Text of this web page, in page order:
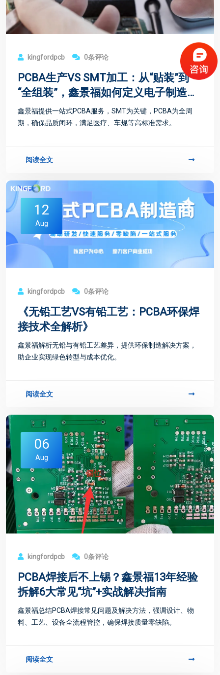
kingfordpcb 0条评论
PCBA生产VS SMT加工：从“贴装”到
“全组装”，鑫景福如何定义电子制造品
质？
鑫景福提供一站式PCBA服务，SMT为关键，PCBA为全周
期，确保品质闭环，满足医疗、车规等高标准需求。
阅读全文
12
Aug
kingfordpcb 0条评论
《无铅工艺VS有铅工艺：PCBA环保焊
接技术全解析》
鑫景福解析无铅与有铅工艺差异，提供环保制造解决方案，
助企业实现绿色转型与成本优化。
阅读全文
06
Aug
kingfordpcb 0条评论
PCBA焊接后不上锡？鑫景福13年经验
拆解6大常见“坑”+实战解决指南
鑫景福总结PCBA焊接常见问题及解决方法，强调设计、物
料、工艺、设备全流程管控，确保焊接质量零缺陷。
阅读全文